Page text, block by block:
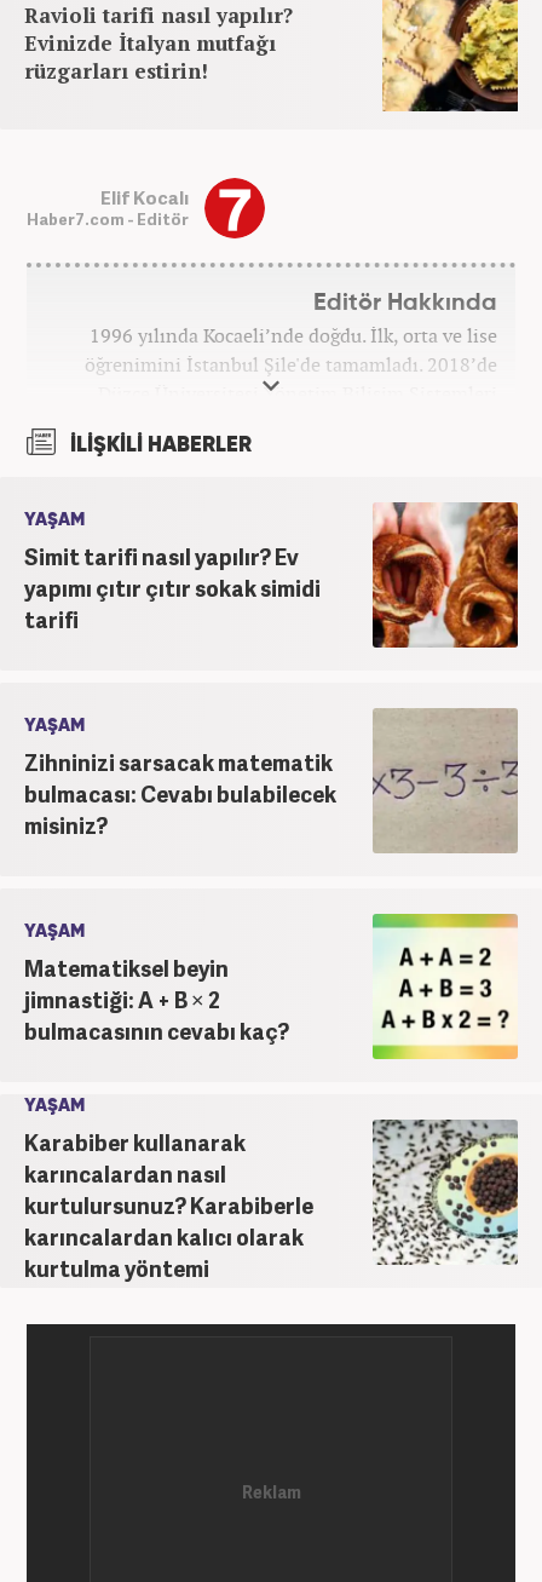
Ravioli tarifi nasıl yapılır?
Evinizde İtalyan mutfağı
rüzgarları estirin!
Elif Kocalı
Haber7.com - Editör
Editör Hakkında
1996 yılında Kocaeli’nde doğdu. İlk, orta ve lise
öğrenimini İstanbul Şile'de tamamladı. 2018’de
Düzce Üniversitesi Yönetim Bilişim Sistemleri
bağlı Haber7.com bünyesinde ‘SEO Editörü’
İLİŞKİLİ HABERLER
YAŞAM
Simit tarifi nasıl yapılır? Ev
yapımı çıtır çıtır sokak simidi
tarifi
YAŞAM
Zihninizi sarsacak matematik
bulmacası: Cevabı bulabilecek
misiniz?
YAŞAM
Matematiksel beyin
jimnastiği: A + B × 2
bulmacasının cevabı kaç?
YAŞAM
Karabiber kullanarak
karıncalardan nasıl
kurtulursunuz? Karabiberle
karıncalardan kalıcı olarak
kurtulma yöntemi